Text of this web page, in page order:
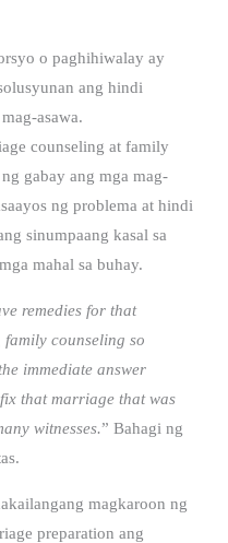
o paghihiwalay ay
ang hindi
asawa.
counseling at family
gabay ang mga mag-
ng problema at hindi
sinumpaang kasal sa
mahal sa buhay.
remedies for that
counseling so
immediate answer
that marriage that was
witnesses.” Bahagi ng
magkaroon ng
preparation ang